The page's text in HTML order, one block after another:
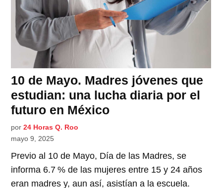
10 de Mayo. Madres jóvenes que
estudian: una lucha diaria por el
futuro en México
por 24 Horas Q. Roo
mayo 9, 2025
Previo al 10 de Mayo, Día de las Madres, se
informa 6.7 % de las mujeres entre 15 y 24 años
eran madres y, aun así, asistían a la escuela.